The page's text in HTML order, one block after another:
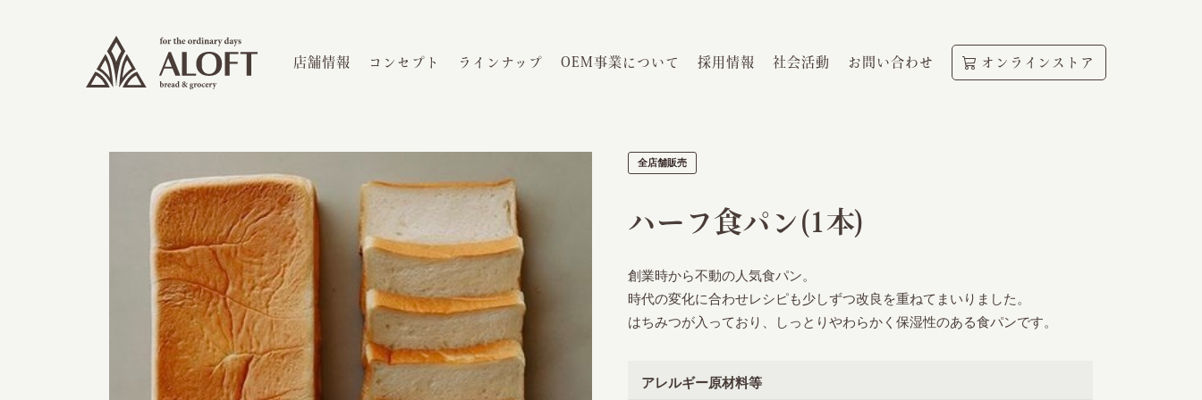
店舗情報 コンセプト ラインナップ OEM事業について 採用情報 社会活動 お問い合わせ オンラインストア
全店舗販売
ハーフ食パン(1本)
創業時から不動の人気食パン。
時代の変化に合わせレシピも少しずつ改良を重ねてまいりました。
はちみつが入っており、しっとりやわらかく保湿性のある食パンです。
アレルギー原材料等